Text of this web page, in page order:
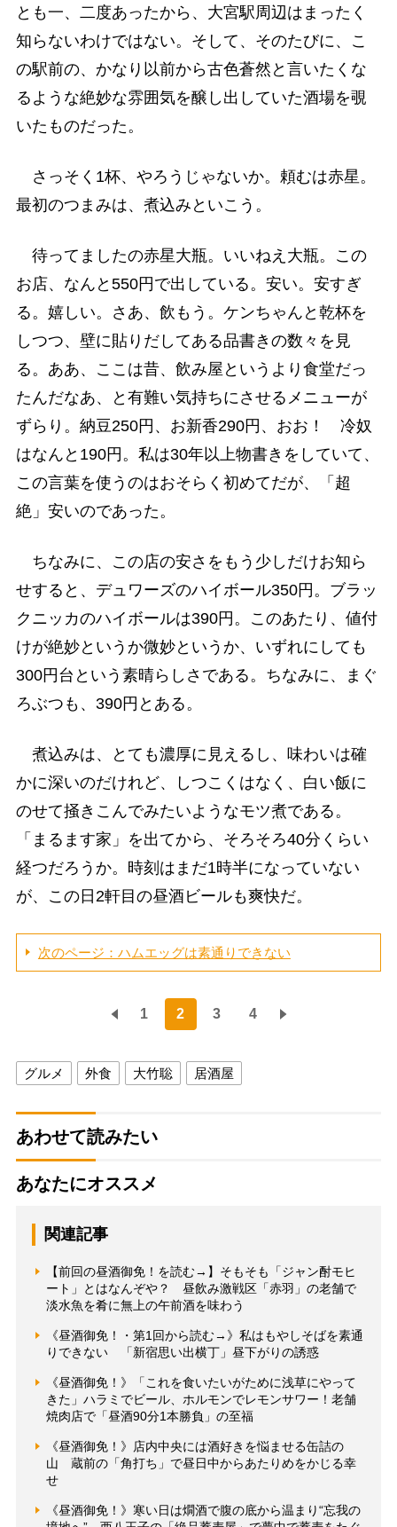
とも一、二度あったから、大宮駅周辺はまったく
知らないわけではない。そして、そのたびに、こ
の駅前の、かなり以前から古色蒼然と言いたくな
るような絶妙な雰囲気を醸し出していた酒場を覗
いたものだった。
さっそく1杯、やろうじゃないか。頼むは赤星。
最初のつまみは、煮込みといこう。
待ってましたの赤星大瓶。いいねえ大瓶。この
お店、なんと550円で出している。安い。安すぎ
る。嬉しい。さあ、飲もう。ケンちゃんと乾杯を
しつつ、壁に貼りだしてある品書きの数々を見
る。ああ、ここは昔、飲み屋というより食堂だっ
たんだなあ、と有難い気持ちにさせるメニューが
ずらり。納豆250円、お新香290円、おお！ 冷奴
はなんと190円。私は30年以上物書きをしていて、
この言葉を使うのはおそらく初めてだが、「超
絶」安いのであった。
ちなみに、この店の安さをもう少しだけお知ら
せすると、デュワーズのハイボール350円。ブラッ
クニッカのハイボールは390円。このあたり、値付
けが絶妙というか微妙というか、いずれにしても
300円台という素晴らしさである。ちなみに、まぐ
ろぶつも、390円とある。
煮込みは、とても濃厚に見えるし、味わいは確
かに深いのだけれど、しつこくはなく、白い飯に
のせて掻きこんでみたいようなモツ煮である。
「まるます家」を出てから、そろそろ40分くらい
経つだろうか。時刻はまだ1時半になっていない
が、この日2軒目の昼酒ビールも爽快だ。
次のページ：ハムエッグは素通りできない
1 2 3 4
グルメ 外食 大竹聡 居酒屋
あわせて読みたい
あなたにオススメ
関連記事
【前回の昼酒御免！を読む→】そもそも「ジャン酎モヒ
ート」とはなんぞや？ 昼飲み激戦区「赤羽」の老舗で
淡水魚を肴に無上の午前酒を味わう
《昼酒御免！・第1回から読む→》私はもやしそばを素通
りできない 「新宿思い出横丁」昼下がりの誘惑
《昼酒御免！》「これを食いたいがために浅草にやって
きた」ハラミでビール、ホルモンでレモンサワー！老舗
焼肉店で「昼酒90分1本勝負」の至福
《昼酒御免！》店内中央には酒好きを悩ませる缶詰の
山 蔵前の「角打ち」で昼日中からあたりめをかじる幸
せ
《昼酒御免！》寒い日は燗酒で腹の底から温まり“忘我の